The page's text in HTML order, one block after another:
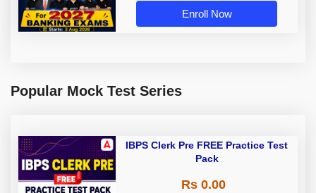
Adda 247
Enroll Now
Popular Mock Test Series
IBPS Clerk Pre FREE Practice Test
Pack
Rs 0.00